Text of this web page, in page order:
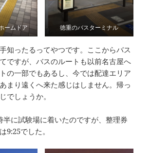
ームドア 徳重のバスターミナル
知ったるってやつです。ここからバス
ですが、バスのルートも以前名古屋へ
の一部でもあるし、今では配達エリア
まり遠くへ来た感じはしません。帰っ
でしょうか。
半に試験場に着いたのですが、整理券
9:25でした。